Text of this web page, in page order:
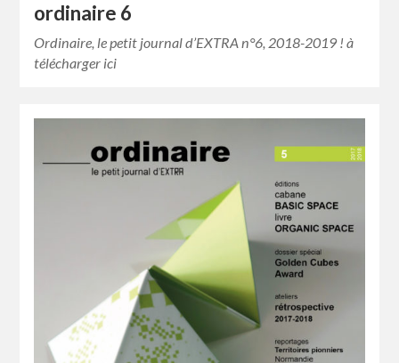
ordinaire 6
Ordinaire, le petit journal d’EXTRA n°6, 2018-2019 ! à
télécharger ici